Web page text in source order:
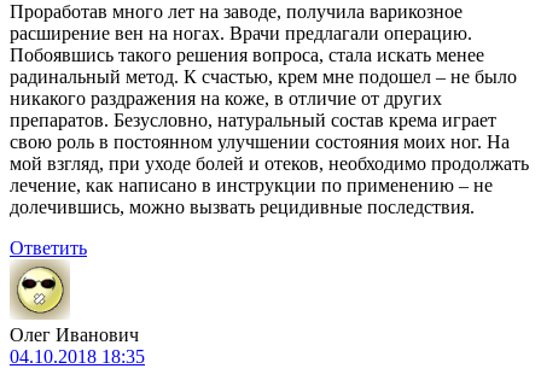
Проработав много лет на заводе, получила варикозное
расширение вен на ногах. Врачи предлагали операцию.
Побоявшись такого решения вопроса, стала искать менее
радинальный метод. К счастью, крем мне подошел – не было
никакого раздражения на коже, в отличие от других
препаратов. Безусловно, натуральный состав крема играет
свою роль в постоянном улучшении состояния моих ног. На
мой взгляд, при уходе болей и отеков, необходимо продолжать
лечение, как написано в инструкции по применению – не
долечившись, можно вызвать рецидивные последствия.
Ответить
Олег Иванович
04.10.2018 18:35